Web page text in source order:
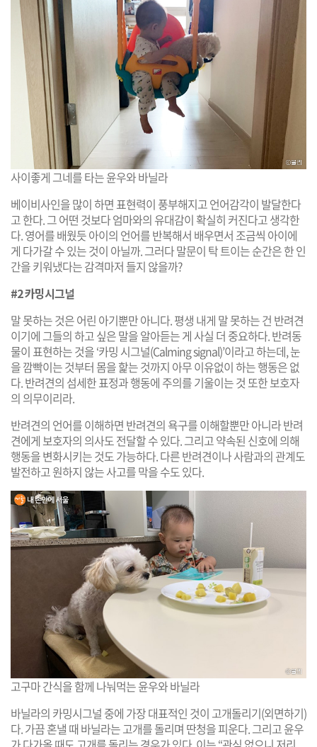
사이좋게 그네를 타는 윤우와 바닐라
베이비사인을 많이 하면 표현력이 풍부해지고 언어감각이 발달한다
고 한다. 그 어떤 것보다 엄마와의 유대감이 확실히 커진다고 생각한
다. 영어를 배웠듯 아이의 언어를 반복해서 배우면서 조금씩 아이에
게 다가갈 수 있는 것이 아닐까. 그러다 말문이 탁 트이는 순간은 한 인
간을 키워냈다는 감격마저 들지 않을까?
#2 카밍시그널
말 못하는 것은 어린 아기뿐만 아니다. 평생 내게 말 못하는 건 반려견
이기에 그들의 하고 싶은 말을 알아듣는 게 사실 더 중요하다. 반려동
물이 표현하는 것을 ‘카밍 시그널(Calming signal)’이라고 하는데, 눈
을 깜빡이는 것부터 몸을 핥는 것까지 아무 이유없이 하는 행동은 없
다. 반려견의 섬세한 표정과 행동에 주의를 기울이는 것 또한 보호자
의 의무이리라.
반려견의 언어를 이해하면 반려견의 욕구를 이해할뿐만 아니라 반려
견에게 보호자의 의사도 전달할 수 있다. 그리고 약속된 신호에 의해
행동을 변화시키는 것도 가능하다. 다른 반려견이나 사람과의 관계도
발전하고 원하지 않는 사고를 막을 수도 있다.
고구마 간식을 함께 나눠먹는 윤우와 바닐라
바닐라의 카밍시그널 중에 가장 대표적인 것이 고개돌리기(외면하기)
다. 가끔 혼낼 때 바닐라는 고개를 돌리며 딴청을 피운다. 그리고 윤우